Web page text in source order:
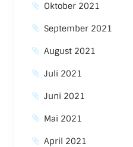
Oktober 2021
September 2021
August 2021
Juli 2021
Juni 2021
Mai 2021
April 2021